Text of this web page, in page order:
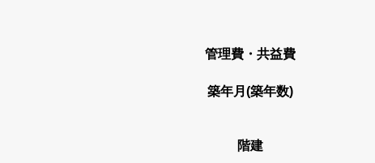
管理費・共益費
築年月(築年数)
階建